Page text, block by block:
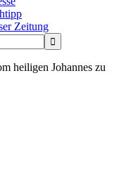
Zeitung
heiligen Johannes zu